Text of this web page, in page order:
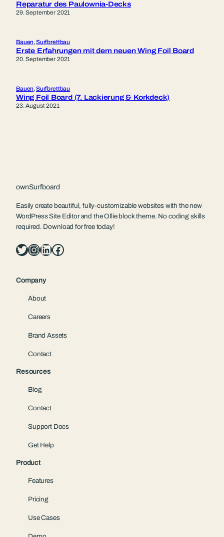
Reparatur des Paulownia-Decks
29. September 2021
Bauen, Surfbrettbau
Erste Erfahrungen mit dem neuen Wing Foil Board
20. September 2021
Bauen, Surfbrettbau
Wing Foil Board (7. Lackierung & Korkdeck)
23. August 2021
ownSurfboard
Easily create beautiful, fully-customizable websites with the new
WordPress Site Editor and the Ollie block theme. No coding skills
required. Download for free today!
Twitter InstagramLinkedIn Facebook
Company
About
Careers
Brand Assets
Contact
Resources
Blog
Contact
Support Docs
Get Help
Product
Features
Pricing
Use Cases